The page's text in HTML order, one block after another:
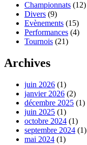
Championnats (12)
Divers (9)
Evènements (15)
Performances (4)
Tournois (21)
Archives
juin 2026 (1)
janvier 2026 (2)
décembre 2025 (1)
juin 2025 (1)
octobre 2024 (1)
septembre 2024 (1)
mai 2024 (1)